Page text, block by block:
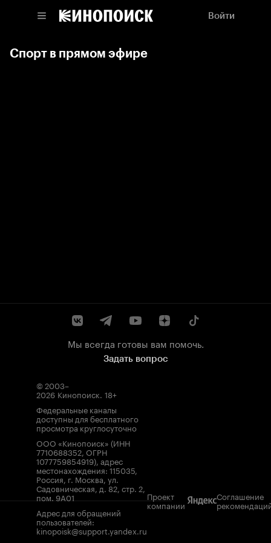
Войти
Спорт в прямом эфире
Мы всегда готовы вам помочь.
Задать вопрос
© 2003–
2026 Кинопоиск. 18+
Федеральные каналы
доступны для бесплатного
просмотра круглосуточно
ООО «Кинопоиск» (ИНН
7710688352, ОГРН
1077759854919), адрес
местонахождения: 115035,
Россия, г. Москва, ул.
Садовническая, д. 82, стр. 2,
пом. 9А01
Адрес для обращений
пользователей:
kinopoisk@support.yandex.ru
Проект
компании
Соглашение